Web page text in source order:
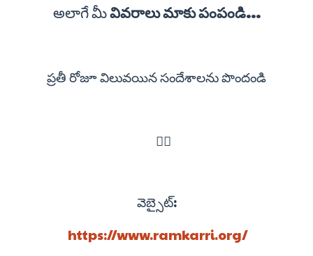
అలాగే మీవివరాలు మాకు పంపండి...
ప్రతీ రోజూ విలువయిన సందేశాలను పొందండి
👇🏻
వెబ్సైట్:
https://www.ramkarri.org/